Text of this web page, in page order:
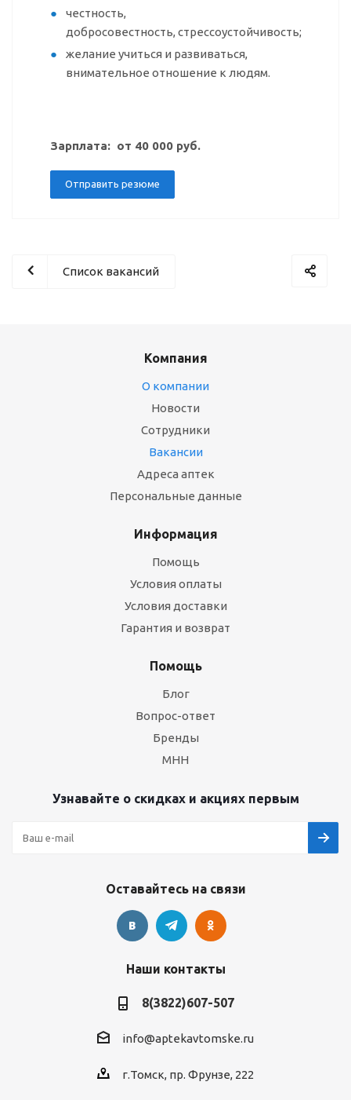
честность,
добросовестность, стрессоустойчивость;
желание учиться и развиваться,
внимательное отношение к людям.
Зарплата: от 40 000 руб.
Отправить резюме
Список вакансий
Компания
О компании
Новости
Сотрудники
Вакансии
Адреса аптек
Персональные данные
Информация
Помощь
Условия оплаты
Условия доставки
Гарантия и возврат
Помощь
Блог
Вопрос-ответ
Бренды
МНН
Узнавайте о скидках и акциях первым
Оставайтесь на связи
Наши контакты
8(3822)607-507
info@aptekavtomske.ru
г.Томск, пр. Фрунзе, 222